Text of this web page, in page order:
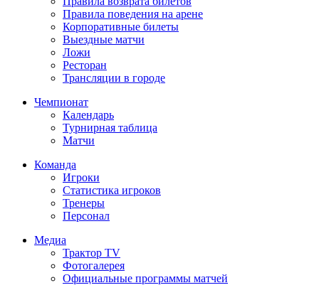
Правила поведения на арене
Корпоративные билеты
Выездные матчи
Ложи
Ресторан
Трансляции в городе
Чемпионат
Календарь
Турнирная таблица
Матчи
Команда
Игроки
Статистика игроков
Тренеры
Персонал
Медиа
Трактор TV
Фотогалерея
Официальные программы матчей